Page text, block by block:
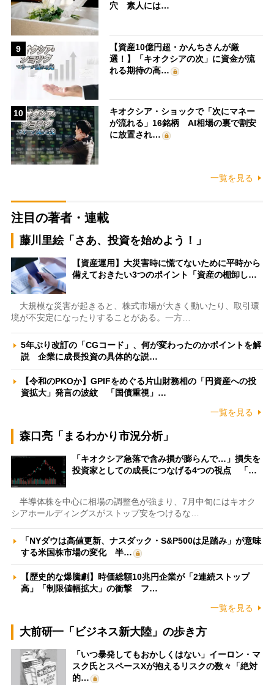
穴 素人には…
9
【資産10億円超・かんちさんが厳
選！】「キオクシアの次」に資金が流
れる期待の高…
10
キオクシア・ショックで「次にマネー
が流れる」16銘柄 AI相場の裏で割安
に放置され…
一覧を見る
注目の著者・連載
藤川里絵「さあ、投資を始めよう！」
【資産運用】大災害時に慌てないために平時から
備えておきたい3つのポイント「資産の棚卸し…
大規模な災害が起きると、株式市場が大きく動いたり、取引環
境が不安定になったりすることがある。一方…
5年ぶり改訂の「CGコード」、何が変わったのかポイントを解
説 企業に成長投資の具体的な説…
【令和のPKOか】GPIFをめぐる片山財務相の「円資産への投
資拡大」発言の波紋 「国債重視」…
一覧を見る
森口亮「まるわかり市況分析」
「キオクシア急落で含み損が膨らんで…」損失を
投資家としての成長につなげる4つの視点 「…
半導体株を中心に相場の調整色が強まり、7月中旬にはキオク
シアホールディングスがストップ安をつけるな…
「NYダウは高値更新、ナスダック・S&P500は足踏み」が意味
する米国株市場の変化 半…
【歴史的な爆騰劇】時価総額10兆円企業が「2連続ストップ
高」「制限値幅拡大」の衝撃 フ…
一覧を見る
大前研一「ビジネス新大陸」の歩き方
「いつ暴発してもおかしくはない」イーロン・マ
スク氏とスペースXが抱えるリスクの数々「絶対
的…